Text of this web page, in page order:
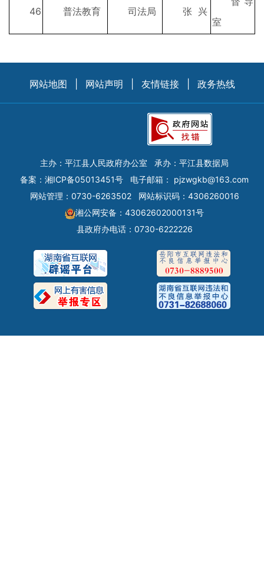
46 普法教育 司法局 张 兴
室
网站地图 网站声明 友情链接 政务热线
主办：平江县人民政府办公室
承办：平江县数据局
备案： 湘ICP备05013451号 电子邮箱： pjzwgkb@163.com
网站管理：0730-6263502
网站标识码：4306260016
湘公网安备：43062602000131号
县政府办电话：0730-6222226